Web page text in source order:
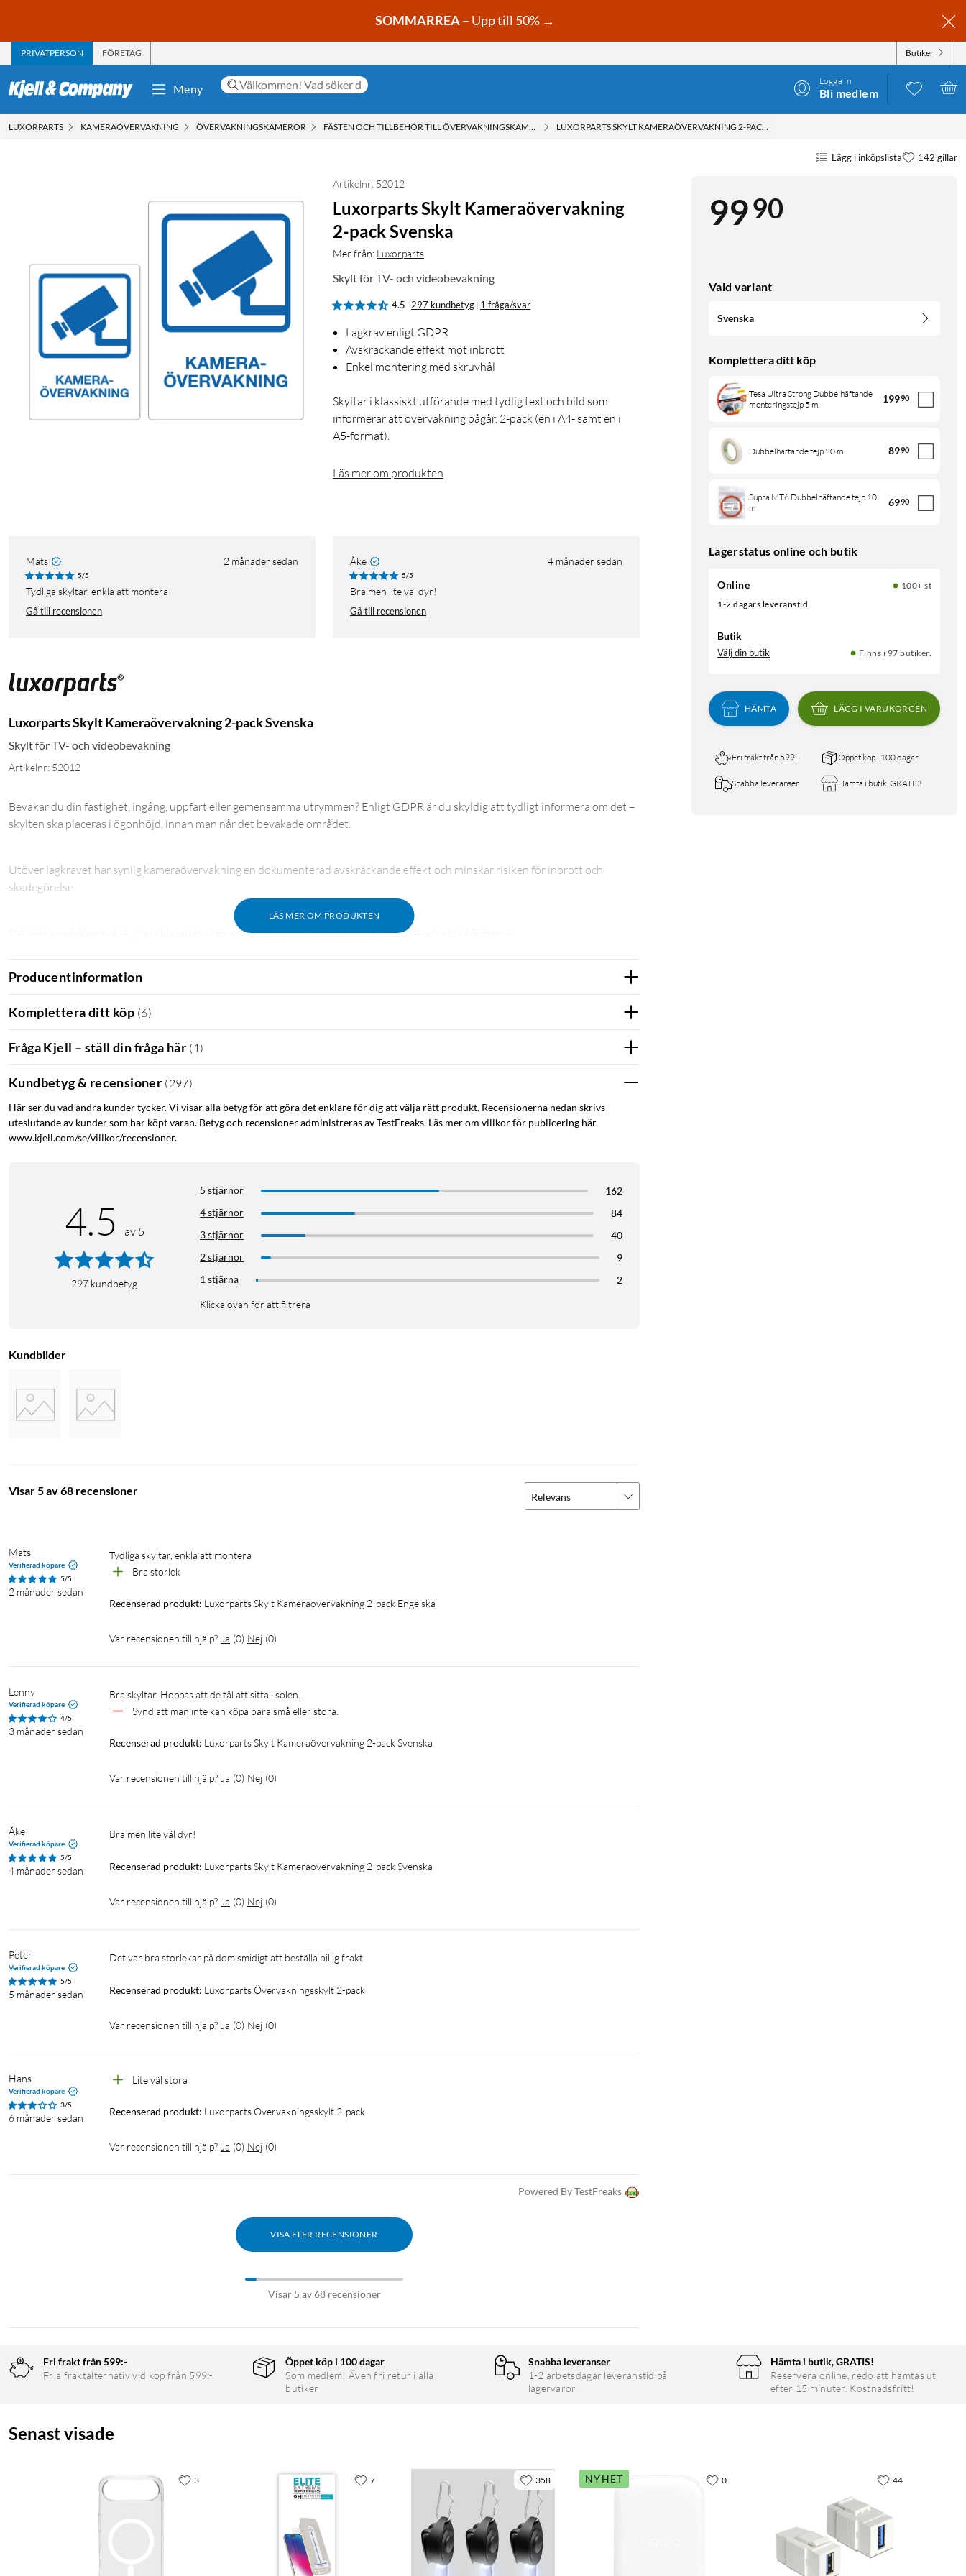
SOMMARREA– Upp till 50% →
PRIVATPERSON FÖRETAG Butiker
Meny
Logga in
Bli medlem
LUXORPARTS KAMERAÖVERVAKNING ÖVERVAKNINGSKAMEROR FÄSTEN OCH TILLBEHÖR TILL ÖVERVAKNINGSKAMEROR LUXORPARTS SKYLT KAMERAÖVERVAKNING 2-PACK SVENSKA
Lägg i inköpslista 142 gillar
9990
Vald variant
Svenska
Komplettera ditt köp
Tesa Ultra Strong Dubbelhäftande
monteringstejp 5 m
19990
Dubbelhäftande tejp 20 m 8990
Supra MT6 Dubbelhäftande tejp 10
m
6990
Lagerstatus online och butik
Online
100+ st
1-2 dagars leveranstid
Butik
Välj din butik Finns i 97 butiker.
HÄMTA LÄGG I VARUKORGEN
Fri frakt från 599:- Öppet köp i 100 dagar
Snabba leveranser Hämta i butik, GRATIS!
Artikelnr: 52012
Luxorparts Skylt Kameraövervakning
2-pack Svenska
Mer från: Luxorparts
Skylt för TV- och videobevakning
4.5 297 kundbetyg | 1 fråga/svar
Lagkrav enligt GDPR
Avskräckande effekt mot inbrott
Enkel montering med skruvhål
Skyltar i klassiskt utförande med tydlig text och bild som
informerar att övervakning pågår. 2-pack (en i A4- samt en i
A5-format).
Läs mer om produkten
Mats 2 månader sedan
5/5
Tydliga skyltar, enkla att montera
Gå till recensionen
Åke 4 månader sedan
5/5
Bra men lite väl dyr!
Gå till recensionen
Luxorparts Skylt Kameraövervakning 2-pack Svenska
Skylt för TV- och videobevakning
Artikelnr: 52012
LÄS MER OM PRODUKTEN
Bevakar du din fastighet, ingång, uppfart eller gemensamma utrymmen? Enligt GDPR är du skyldig att tydligt informera om det –
skylten ska placeras i ögonhöjd, innan man når det bevakade området.
Utöver lagkravet har synlig kameraövervakning en dokumenterad avskräckande effekt och minskar risiken för inbrott och
skadegörelse.
Paketet innehåller två skyltar i klassiskt utförande med tydlig text och ikon – ett i A4 och ett i A5-format.
Skylten har skruvhål i varje hörn för snabb och säker väggmontering.
Kameraövervakning Dekal Larmskylt Övervakningsskylt Larmdekal Kameraövervakningsskylt Kamera skylt
Producentinformation
Komplettera ditt köp (6)
Fråga Kjell – ställ din fråga här ( 1 )
Kundbetyg & recensioner (297)
Här ser du vad andra kunder tycker. Vi visar alla betyg för att göra det enklare för dig att välja rätt produkt. Recensionerna nedan skrivs
uteslutande av kunder som har köpt varan. Betyg och recensioner administreras av TestFreaks. Läs mer om villkor för publicering här
www.kjell.com/se/villkor/recensioner.
4.5 av 5
297 kundbetyg
5 stjärnor
162
4 stjärnor
84
3 stjärnor
40
2 stjärnor
9
1 stjärna
2
Klicka ovan för att filtrera
Kundbilder
Visar 5 av 68 recensioner Relevans
Mats
Verifierad köpare
5/5
2 månader sedan
Tydliga skyltar, enkla att montera
Bra storlek
Recenserad produkt: Luxorparts Skylt Kameraövervakning 2-pack Engelska
Var recensionen till hjälp? Ja (0) Nej (0)
Lenny
Verifierad köpare
4/5
3 månader sedan
Bra skyltar. Hoppas att de tål att sitta i solen.
Synd att man inte kan köpa bara små eller stora.
Recenserad produkt: Luxorparts Skylt Kameraövervakning 2-pack Svenska
Var recensionen till hjälp? Ja (0) Nej (0)
Åke
Verifierad köpare
5/5
4 månader sedan
Bra men lite väl dyr!
Recenserad produkt: Luxorparts Skylt Kameraövervakning 2-pack Svenska
Var recensionen till hjälp? Ja (0) Nej (0)
Peter
Verifierad köpare
5/5
5 månader sedan
Det var bra storlekar på dom smidigt att beställa billig frakt
Recenserad produkt: Luxorparts Övervakningsskylt 2-pack
Var recensionen till hjälp? Ja (0) Nej (0)
Hans
Verifierad köpare
3/5
6 månader sedan
Lite väl stora
Recenserad produkt: Luxorparts Övervakningsskylt 2-pack
Var recensionen till hjälp? Ja (0) Nej (0)
Powered By TestFreaks
VISA FLER RECENSIONER
Visar 5 av 68 recensioner
Fri frakt från 599:-
Fria fraktalternativ vid köp från 599:-
Öppet köp i 100 dagar
Som medlem! Även fri retur i alla
butiker
Snabba leveranser
1-2 arbetsdagar leveranstid på
lagervaror
Hämta i butik, GRATIS!
Reservera online, redo att hämtas ut
efter 15 minuter. Kostnadsfritt!
Senast visade
3 7 358 NYHET 0 44